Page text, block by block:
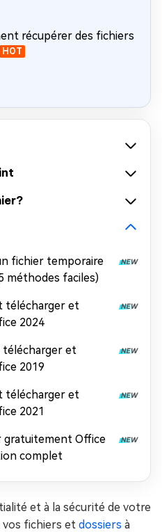
récupérer des fichiers
HOT
fichier temporaire
méthodes faciles)
télécharger et
2024
télécharger et
2019
télécharger et
2021
gratuitement Office
complet
et à la sécurité de votre
vos fichiers et dossiers à